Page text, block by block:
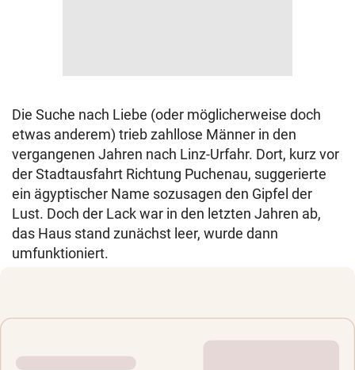
Die Suche nach Liebe (oder möglicherweise doch
etwas anderem) trieb zahllose Männer in den
vergangenen Jahren nach Linz-Urfahr. Dort, kurz vor
der Stadtausfahrt Richtung Puchenau, suggerierte
ein ägyptischer Name sozusagen den Gipfel der
Lust. Doch der Lack war in den letzten Jahren ab,
das Haus stand zunächst leer, wurde dann
umfunktioniert.